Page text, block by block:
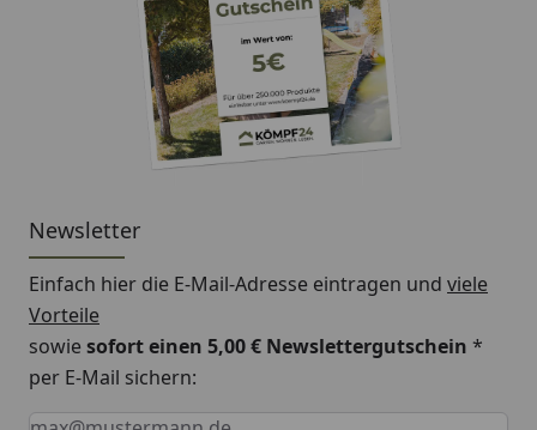
Newsletter
Einfach hier die E-Mail-Adresse eintragen und viele
Vorteile
sowiesofort einen 5,00 € Newslettergutschein *
per E-Mail sichern:
Keine Eingabe erforderlich
Eingabe erforderlich
E-Mail *